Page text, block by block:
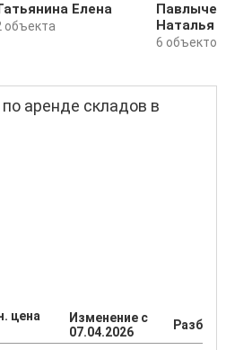
Елена
объекта
Наталья
6 объектов
аренде складов в
цена
Изменение с
07.04.2026